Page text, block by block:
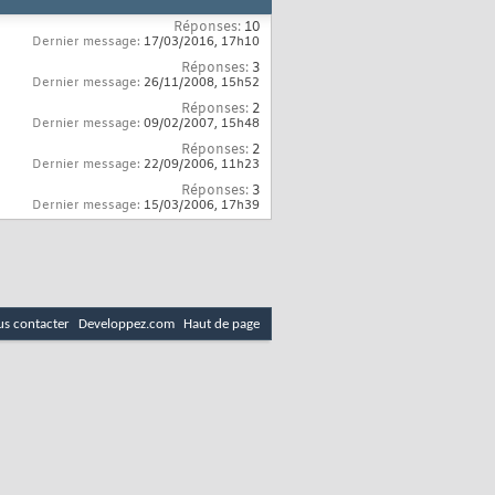
Réponses: 10
Dernier message: 17/03/2016, 17h10
Réponses: 3
Dernier message: 26/11/2008, 15h52
Réponses: 2
Dernier message: 09/02/2007, 15h48
Réponses: 2
Dernier message: 22/09/2006, 11h23
Réponses: 3
Dernier message: 15/03/2006, 17h39
contacter Developpez.com Haut de page